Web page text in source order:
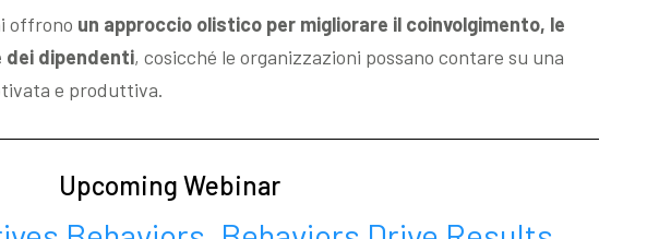
offrono un approccio olistico per migliorare il coinvolgimento, le
dei dipendenti, cosicché le organizzazioni possano contare su una
e produttiva.
Upcoming Webinar